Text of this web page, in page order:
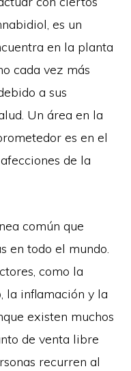
es un
en la planta
cada vez más
a sus
Un área en la
es en el
de la
común que
en todo el mundo.
como la
la inflamación y la
existen muchos
de venta libre
recurren al